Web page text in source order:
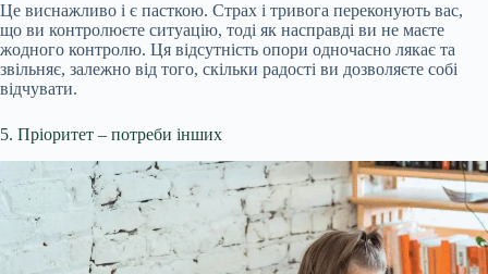
Це виснажливо і є пасткою. Страх і тривога переконують вас,
що ви контролюєте ситуацію, тоді як насправді ви не маєте
жодного контролю. Ця відсутність опори одночасно лякає та
звільняє, залежно від того, скільки радості ви дозволяєте собі
відчувати.
5. Пріоритет – потреби інших